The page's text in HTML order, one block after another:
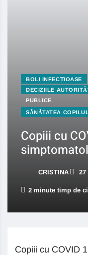
BOLI INFECȚIOASE
DECIZIILE
PUBLICE
SĂNĂTATEA
Copiii cu
CRISTINA 27
2 minute timp de
Copiii cu COVID